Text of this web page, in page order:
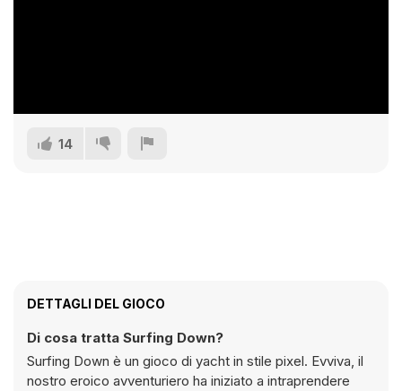
14
DETTAGLI DEL GIOCO
Di cosa tratta Surfing Down?
Surfing Down è un gioco di yacht in stile pixel. Evviva, il
nostro eroico avventuriero ha iniziato a intraprendere